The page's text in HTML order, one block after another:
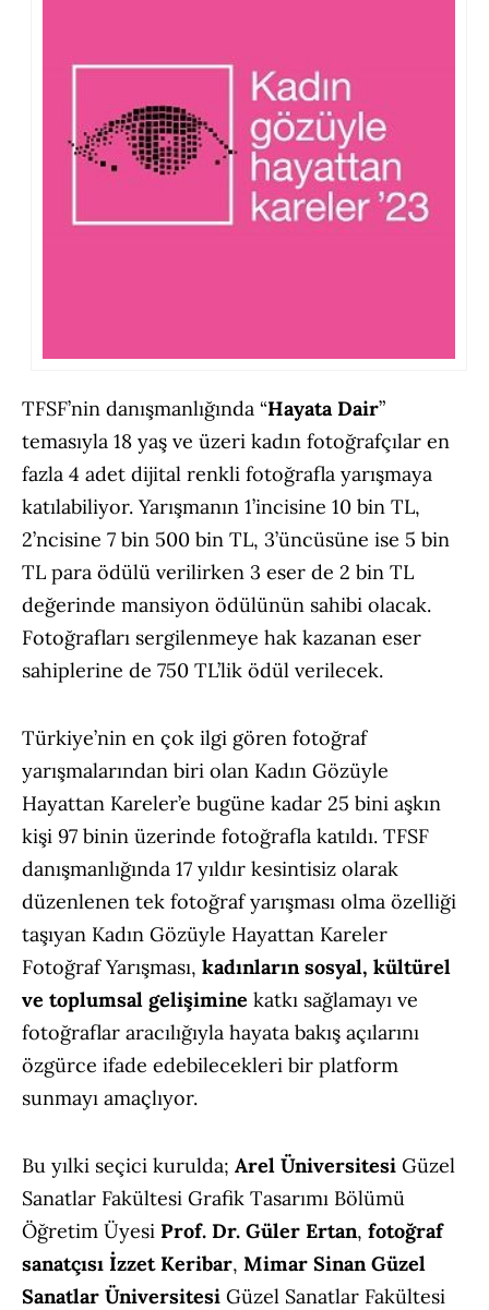
TFSF’nin danışmanlığında “Hayata Dair”
temasıyla 18 yaş ve üzeri kadın fotoğrafçılar en
fazla 4 adet dijital renkli fotoğrafla yarışmaya
katılabiliyor. Yarışmanın 1’incisine 10 bin TL,
2’ncisine 7 bin 500 bin TL, 3’üncüsüne ise 5 bin
TL para ödülü verilirken 3 eser de 2 bin TL
değerinde mansiyon ödülünün sahibi olacak.
Fotoğrafları sergilenmeye hak kazanan eser
sahiplerine de 750 TL’lik ödül verilecek.
Türkiye’nin en çok ilgi gören fotoğraf
yarışmalarından biri olan Kadın Gözüyle
Hayattan Kareler’e bugüne kadar 25 bini aşkın
kişi 97 binin üzerinde fotoğrafla katıldı. TFSF
danışmanlığında 17 yıldır kesintisiz olarak
düzenlenen tek fotoğraf yarışması olma özelliği
taşıyan Kadın Gözüyle Hayattan Kareler
Fotoğraf Yarışması, kadınların sosyal, kültürel
ve toplumsal gelişimine katkı sağlamayı ve
fotoğraflar aracılığıyla hayata bakış açılarını
özgürce ifade edebilecekleri bir platform
sunmayı amaçlıyor.
Bu yılki seçici kurulda; Arel Üniversitesi Güzel
Sanatlar Fakültesi Grafik Tasarımı Bölümü
Öğretim Üyesi Prof. Dr. Güler Ertan, fotoğraf
sanatçısı İzzet Keribar, Mimar Sinan Güzel
Sanatlar Üniversitesi Güzel Sanatlar Fakültesi